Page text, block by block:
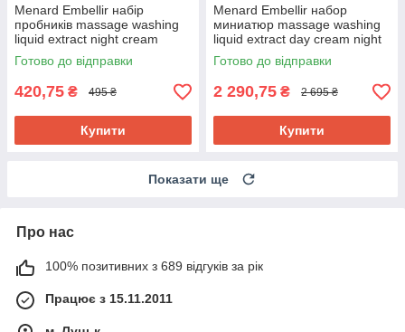
Menard Embellir набір
пробників massage washing
liquid extract night cream
Готово до відправки
420,75 ₴ 495 ₴
Купити
Menard Embellir набор
миниатюр massage washing
liquid extract day cream night
cream
Готово до відправки
2 290,75 ₴ 2 695 ₴
Купити
Показати ще
Про нас
100% позитивних з 689 відгуків за рік
Працює з 15.11.2011